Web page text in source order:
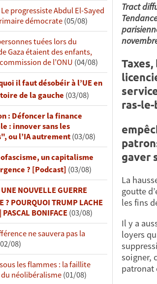
progressiste Abdul El-Sayed
démocrate(05/08)
tuées lors du
Gaza étaient des enfants,
de l’ONU (04/08)
il faut désobéir à l’UE en
de la gauche (03/08)
: Défoncer la finance
: innover sans les
ou l’IA autrement(03/08)
un capitalisme
? [Podcast] (03/08)
NOUVELLE GUERRE
? POURQUOI TRUMP LACHE
PASCAL BONIFACE(03/08)
ne sauvera pas la
08)
les flammes : la faillite
néolibéralisme(01/08)
Tract
ras-le-
gaver
La
goutte
les fins
Il y a
loyers
soigner,
patronat